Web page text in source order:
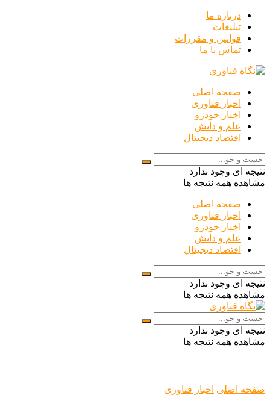
درباره ما
تبلیغات
قوانین و مقررات
تماس با ما
صفحه اصلی
اخبار فناوری
اخبار خودرو
علم و دانش
اقتصاد دیجیتال
نتیجه ای وجود ندارد
مشاهده همه نتیجه ها
صفحه اصلی
اخبار فناوری
اخبار خودرو
علم و دانش
اقتصاد دیجیتال
نتیجه ای وجود ندارد
مشاهده همه نتیجه ها
نتیجه ای وجود ندارد
مشاهده همه نتیجه ها
صفحه اصلی اخبار فناوری